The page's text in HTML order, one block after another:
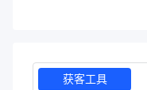
获客工具